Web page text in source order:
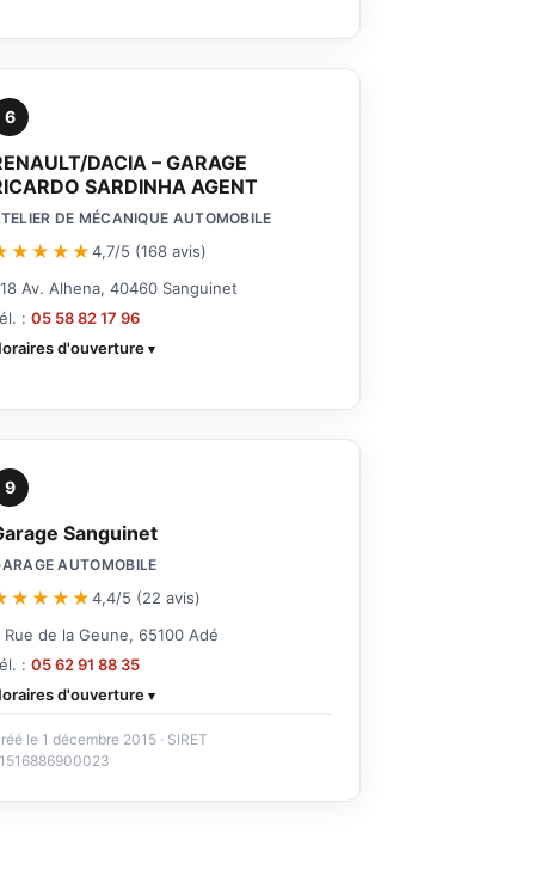
6
DACIA – GARAGE
SARDINHA AGENT
DE MÉCANIQUE AUTOMOBILE
4,7/5 (168 avis)
Av. Alhena, 40460 Sanguinet
:05 58 82 17 96
d'ouverture
9
Sanguinet
AUTOMOBILE
4,4/5 (22 avis)
Rue de la Geune, 65100 Adé
:05 62 91 88 35
d'ouverture
le 1 décembre 2015 · SIRET